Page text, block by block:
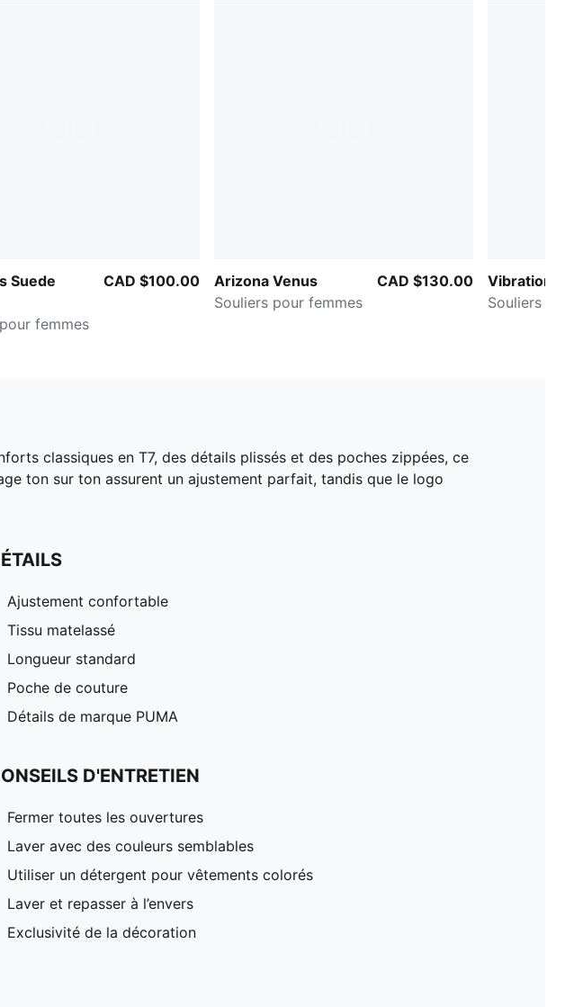
Suede
femmes
CAD $100.00
Arizona Venus
Souliers pour femmes
CAD $130.00
Vibrations
Souliers
classiques en T7, des détails plissés et des poches zippées, ce
ton sur ton assurent un ajustement parfait, tandis que le logo
Ajustement confortable
Tissu matelassé
Longueur standard
Poche de couture
Détails de marque PUMA
D'ENTRETIEN
Fermer toutes les ouvertures
Laver avec des couleurs semblables
Utiliser un détergent pour vêtements colorés
Laver et repasser à l’envers
Exclusivité de la décoration